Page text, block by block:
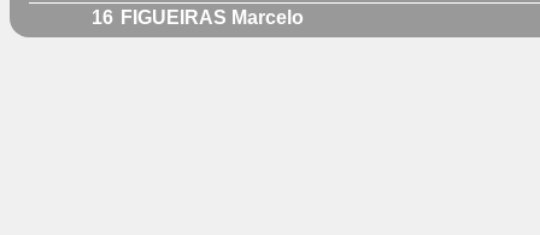
16 FIGUEIRAS Marcelo